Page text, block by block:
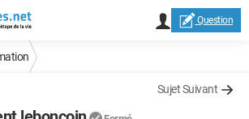
Question
Sujet Suivant